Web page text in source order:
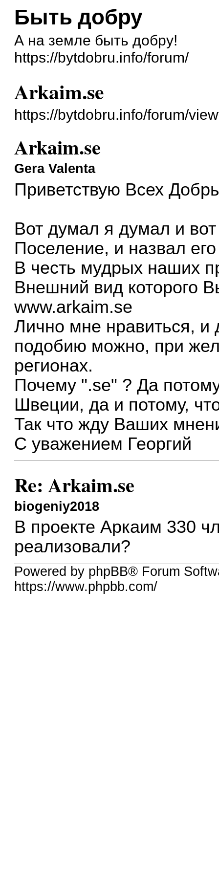
Быть добру
А на земле быть добру!
https://bytdobru.info/forum/
Arkaim.se
https://bytdobru.info/forum/
Arkaim.se
Gera Valenta
Приветствую Всех
Вот думал я думал и
Поселение, и назвал
В честь мудрых наших
Внешний вид которого
www.arkaim.se
Лично мне нравиться, и
подобию можно, при
регионах.
Почему ".se" ? Да
Швеции, да и потому,
Так что жду Ваших
С уважением Георгий
Re: Arkaim.se
biogeniy2018
В проекте Аркаим 330
реализовали?
Powered by phpBB® Forum
https://www.phpbb.com/